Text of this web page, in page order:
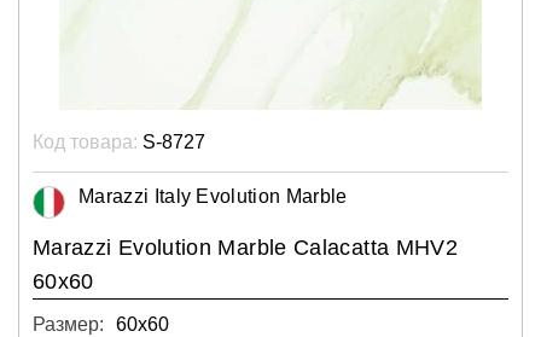
Код товара: S-8727
Marazzi Italy Evolution Marble
Marazzi Evolution Marble Calacatta MHV2
60x60
Размер:
60х60